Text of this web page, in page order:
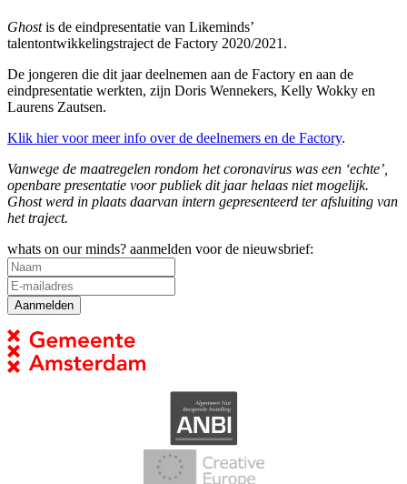
Ghostis de eindpresentatie van Likeminds’
talentontwikkelingstraject de Factory 2020/2021.
De jongeren die dit jaar deelnemen aan de Factory en aan de
eindpresentatie werkten, zijn Doris Wennekers, Kelly Wokky en
Laurens Zautsen.
Klik hier voor meer info over de deelnemers en de Factory.
Vanwege de maatregelen rondom het coronavirus was een ‘echte’,
openbare presentatie voor publiek dit jaar helaas niet mogelijk.
Ghost werd in plaats daarvan intern gepresenteerd ter afsluiting van
het traject.
whats on our minds? aanmelden voor de nieuwsbrief: